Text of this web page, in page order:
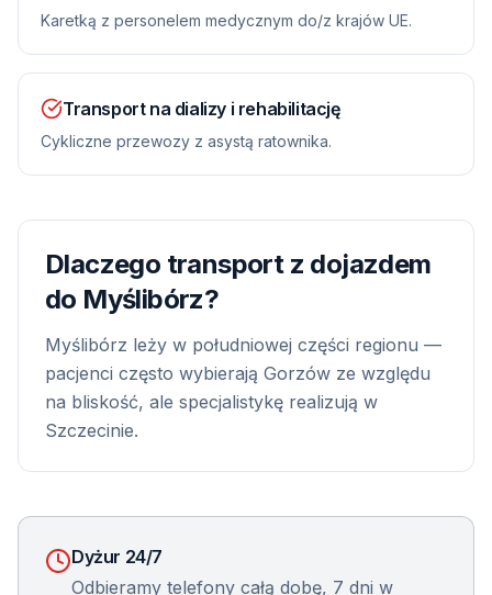
Karetką z personelem medycznym do/z krajów UE.
Transport na dializy i rehabilitację
Cykliczne przewozy z asystą ratownika.
Dlaczego transport z dojazdem
do Myślibórz?
Myślibórz leży w południowej części regionu —
pacjenci często wybierają Gorzów ze względu
na bliskość, ale specjalistykę realizują w
Szczecinie.
Dyżur 24/7
Odbieramy telefony całą dobę, 7 dni w